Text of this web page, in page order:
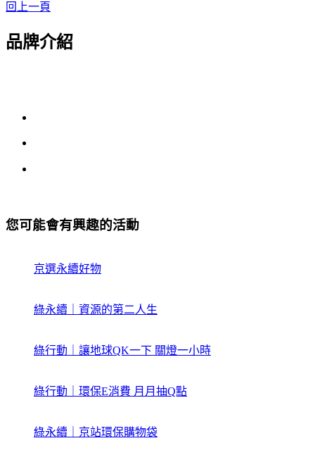
回上一頁
品牌介紹
您可能會有興趣的活動
京選永續好物
綠永續｜資源的第二人生
綠行動｜讓地球QK一下 關燈一小時
綠行動｜環保E消費 月月抽Q點
綠永續｜京站環保購物袋